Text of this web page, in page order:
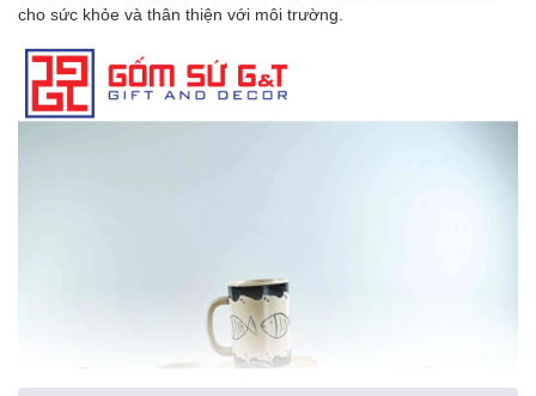
cho sức khỏe và thân thiện với môi trường.